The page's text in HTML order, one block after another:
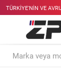
TÜRKIYE'NIN VE